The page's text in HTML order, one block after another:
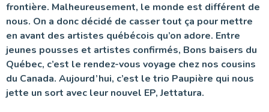
frontière. Malheureusement, le monde est différent de
nous. On a donc décidé de casser tout ça pour mettre
en avant des artistes québécois qu’on adore. Entre
jeunes pousses et artistes confirmés, Bons baisers du
Québec, c’est le rendez-vous voyage chez nos cousins
du Canada. Aujourd’hui, c’est le trio Paupière qui nous
jette un sort avec leur nouvel EP, Jettatura.